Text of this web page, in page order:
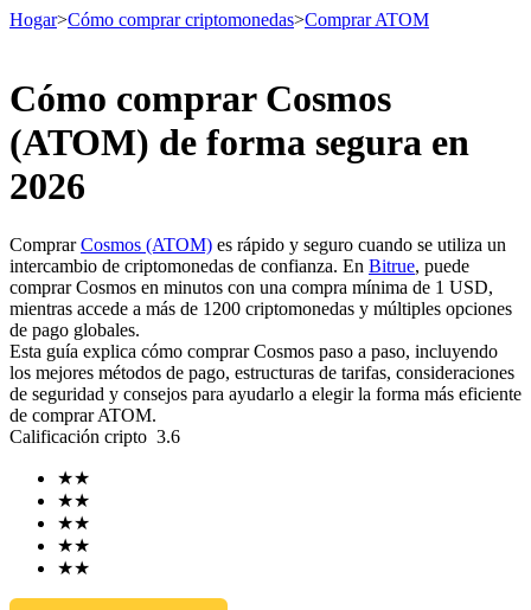
Futuros
Futuros del USDT
Futuros que utilizan USDT como garantía
Hogar>Cómo comprar criptomonedas>Comprar ATOM
Cómo comprar Cosmos
(ATOM) de forma segura en
2026
ComprarCosmos (ATOM) es rápido y seguro cuando se utiliza un
intercambio de criptomonedas de confianza. En Bitrue, puede
comprar Cosmos en minutos con una compra mínima de 1 USD,
mientras accede a más de 1200 criptomonedas y múltiples opciones
de pago globales.
Esta guía explica cómo comprar Cosmos paso a paso, incluyendo
los mejores métodos de pago, estructuras de tarifas, consideraciones
de seguridad y consejos para ayudarlo a elegir la forma más eficiente
de comprar ATOM.
Calificación cripto 3.6
★★
★★
★★
★★
★★